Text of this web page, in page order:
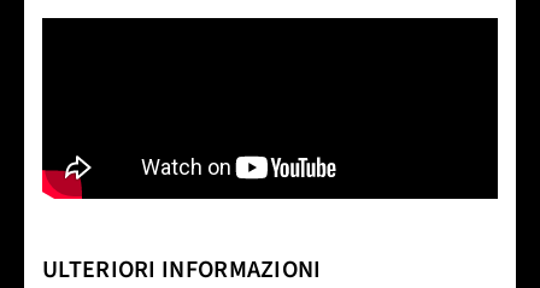
ULTERIORI INFORMAZIONI